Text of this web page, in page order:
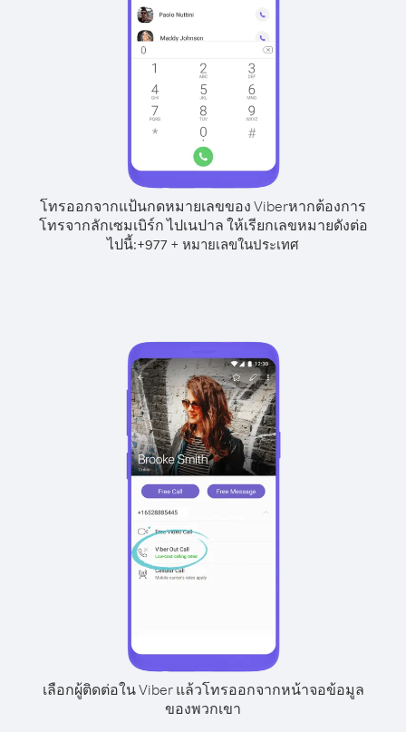
โทรออกจากแป้นกดหมายเลขของ Viberหากต้องการ
โทรจากลักเซมเบิร์ก ไปเนปาล ให้เรียกเลขหมายดังต่อ
ไปนี้:+977 + หมายเลขในประเทศ
เลือกผู้ติดต่อใน Viber แล้วโทรออกจากหน้าจอข้อมูล
ของพวกเขา